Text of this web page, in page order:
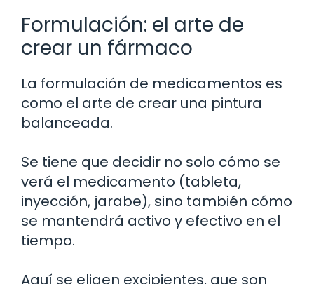
Formulación: el arte de
crear un fármaco
La formulación de medicamentos es
como el arte de crear una pintura
balanceada.
Se tiene que decidir no solo cómo se
verá el medicamento (tableta,
inyección, jarabe), sino también cómo
se mantendrá activo y efectivo en el
tiempo.
Aquí se eligen excipientes, que son